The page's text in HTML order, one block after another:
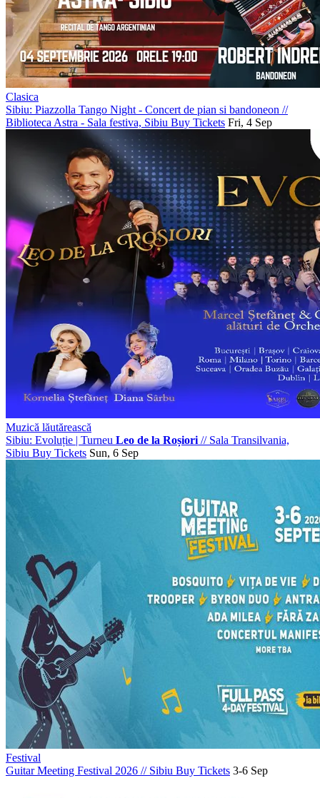
Clasica
Sibiu: Piazzolla Tango Night - Concert de pian si bandoneon //
Biblioteca Astra - Sala festiva, Sibiu Buy Tickets Fri, 4 Sep
Muzică lăutărească
Sibiu: Evoluție | Turneu Leo de la Roșiori //Sala Transilvania,
Sibiu Buy Tickets Sun, 6 Sep
Festival
Guitar Meeting Festival 2026 //Sibiu Buy Tickets 3-6 Sep